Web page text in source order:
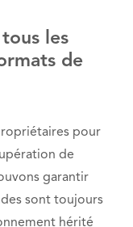
les
de
pour
de
garantir
sont toujours
hérité